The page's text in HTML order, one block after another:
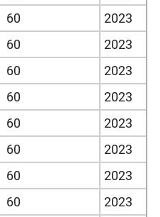
60
2023
60
2023
60
2023
60
2023
60
2023
60
2023
60
2023
60
2023